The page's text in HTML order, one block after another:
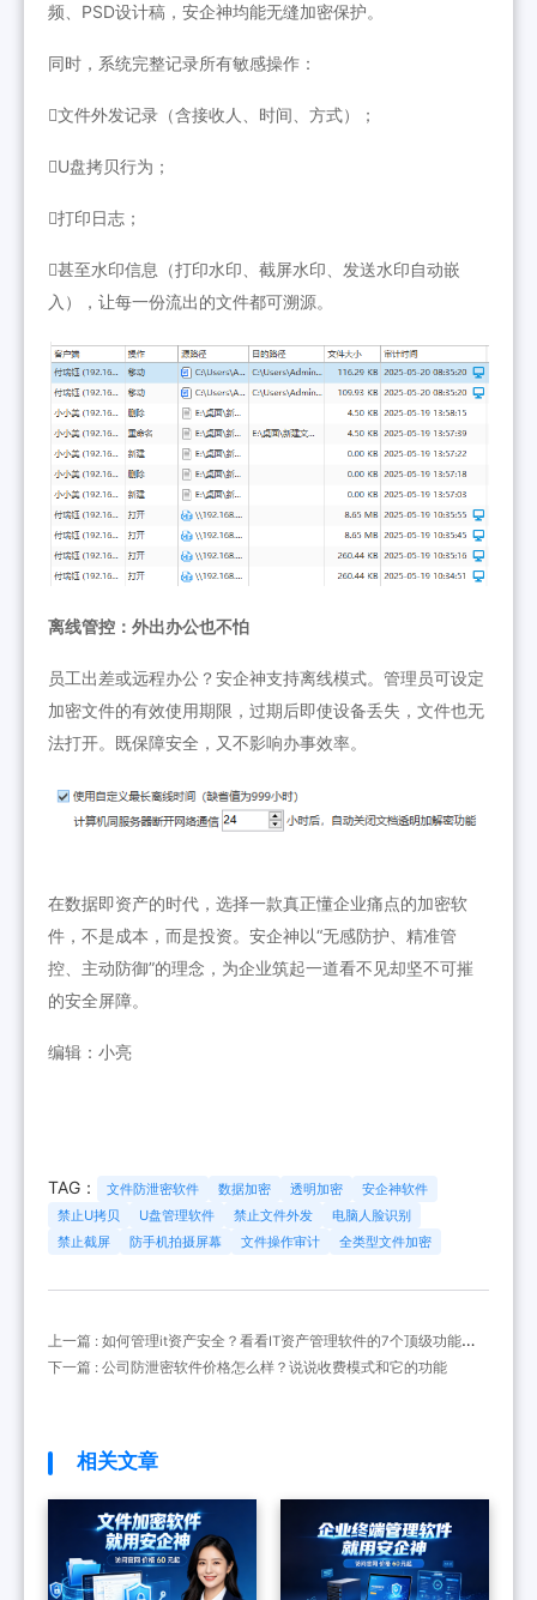
频、PSD设计稿，安企神均能无缝加密保护。
同时，系统完整记录所有敏感操作：
文件外发记录（含接收人、时间、方式）；
U盘拷贝行为；
打印日志；
甚至水印信息（打印水印、截屏水印、发送水印自动嵌
入），让每一份流出的文件都可溯源。
离线管控：外出办公也不怕
员工出差或远程办公？安企神支持离线模式。管理员可设定
加密文件的有效使用期限，过期后即使设备丢失，文件也无
法打开。既保障安全，又不影响办事效率。
在数据即资产的时代，选择一款真正懂企业痛点的加密软
件，不是成本，而是投资。安企神以“无感防护、精准管
控、主动防御”的理念，为企业筑起一道看不见却坚不可摧
的安全屏障。
编辑：小亮
TAG： 文件防泄密软件 数据加密 透明加密
安企神软件
禁止U拷贝
U盘管理软件 禁止文件外发
电脑人脸识别
禁止截屏
防手机拍摄屏幕 文件操作审计 全类型文件加密
上一篇 : 如何管理it资产安全？看看IT资产管理软件的7个顶级功能，
实用的很
下一篇 : 公司防泄密软件价格怎么样？说说收费模式和它的功能
相关文章